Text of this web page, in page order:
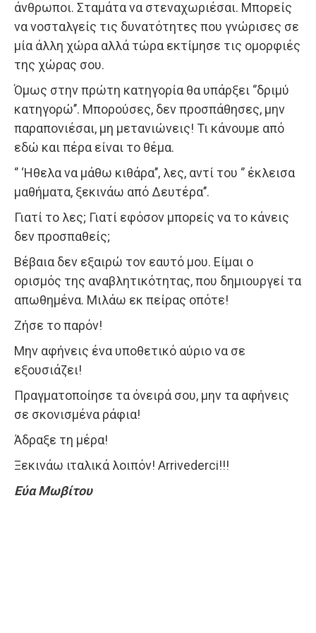
άνθρωποι. Σταμάτα να στεναχωριέσαι. Μπορείς
να νοσταλγείς τις δυνατότητες που γνώρισες σε
μία άλλη χώρα αλλά τώρα εκτίμησε τις ομορφιές
της χώρας σου.
Όμως στην πρώτη κατηγορία θα υπάρξει ‘’δριμύ
κατηγορώ’’. Μπορούσες, δεν προσπάθησες, μην
παραπονιέσαι, μη μετανιώνεις! Τι κάνουμε από
εδώ και πέρα είναι το θέμα.
‘’ ‘Ηθελα να μάθω κιθάρα’’, λες, αντί του ‘’ έκλεισα
μαθήματα, ξεκινάω από Δευτέρα’’.
Γιατί το λες; Γιατί εφόσον μπορείς να το κάνεις
δεν προσπαθείς;
Βέβαια δεν εξαιρώ τον εαυτό μου. Είμαι ο
ορισμός της αναβλητικότητας, που δημιουργεί τα
απωθημένα. Μιλάω εκ πείρας οπότε!
Ζήσε το παρόν!
Μην αφήνεις ένα υποθετικό αύριο να σε
εξουσιάζει!
Πραγματοποίησε τα όνειρά σου, μην τα αφήνεις
σε σκονισμένα ράφια!
Άδραξε τη μέρα!
Ξεκινάω ιταλικά λοιπόν! Αrrivederci!!!
Εύα Μωβίτου